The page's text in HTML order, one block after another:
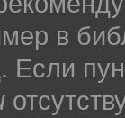
в
Если